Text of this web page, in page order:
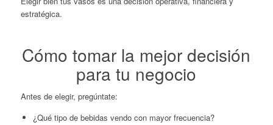
estratégica.
Cómo tomar la mejor decisión
para tu negocio
Antes de elegir, pregúntate:
¿Qué tipo de bebidas vendo con mayor frecuencia?